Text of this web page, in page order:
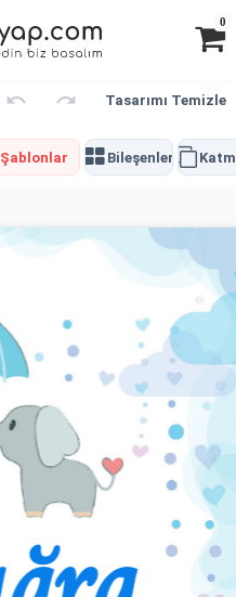
0
Tasarımı Temizle
Şablonlar Bileşenler